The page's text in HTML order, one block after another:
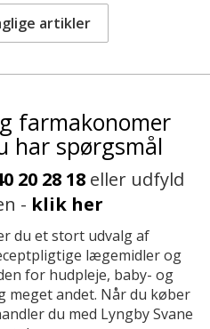
artikler
farmakonomer
har spørgsmål
20 28 18eller udfyld
- klik her
du et stort udvalg af
lægemidler og
for hudpleje, baby- og
meget andet. Når du køber
du med Lyngby Svane